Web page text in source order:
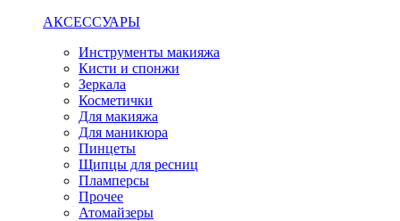
АКСЕССУАРЫ
Инструменты макияжа
Кисти и спонжи
Зеркала
Косметички
Для макияжа
Для маникюра
Пинцеты
Щипцы для ресниц
Пламперсы
Прочее
Атомайзеры